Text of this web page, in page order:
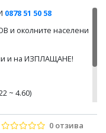
0878 51 50 58
околните населени
и на ИЗПЛАЩАНЕ!
~ 4.60)
: 0.802 (0.130 ~ 1.400)
0 отзива